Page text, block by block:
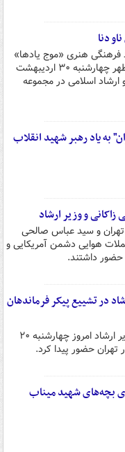
دنا
فرهنگی هنری «موج یادها»
یادبود شهدای ناو دنا ظهر چهارشنبه ۳۰ اردیبهشت
ارشاد اسلامی در مجموعه
به یاد رهبر شهید انقلاب
و وزیر ارشاد
تهران و سید عباس صالحی
هوایی دشمن آمریکایی و
حضور داشتند.
در تشییع پیکر فرماندهان
سید عباس صالحی وزیر ارشاد امروز چهارشنبه ۲۰
بچه‌های شهید میناب